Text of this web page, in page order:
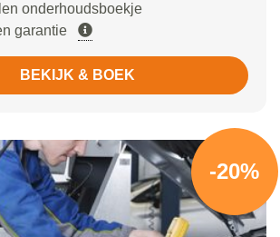
onderhoudsboekje
garantie
BEKIJK & BOEK
-20%